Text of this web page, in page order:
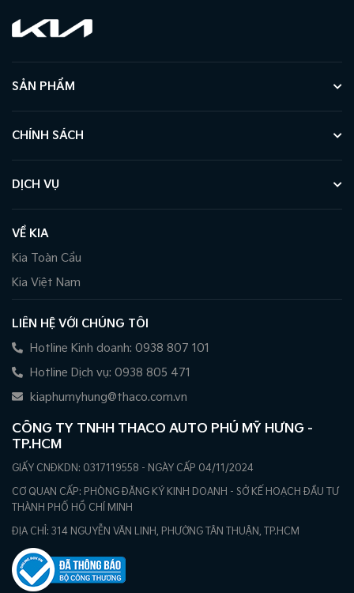
SẢN PHẨM
CHÍNH SÁCH
DỊCH VỤ
VỀ KIA
Kia Toàn Cầu
Kia Việt Nam
LIÊN HỆ VỚI CHÚNG TÔI
Hotline Kinh doanh: 0938 807 101
Hotline Dịch vụ: 0938 805 471
kiaphumyhung@thaco.com.vn
CÔNG TY TNHH THACO AUTO PHÚ MỸ HƯNG -
TP.HCM
GIẤY CNĐKDN: 0317119558 - NGÀY CẤP 04/11/2024
CƠ QUAN CẤP: PHÒNG ĐĂNG KÝ KINH DOANH - SỞ KẾ HOẠCH ĐẦU TƯ
THÀNH PHỐ HỒ CHÍ MINH
ĐỊA CHỈ: 314 NGUYỄN VĂN LINH, PHƯỜNG TÂN THUẬN, TP.HCM